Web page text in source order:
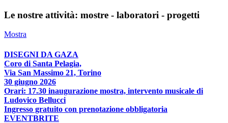
Le nostre attività: mostre - laboratori - progetti
Mostra
DISEGNI DA GAZA
Coro di Santa Pelagia,
Via San Massimo 21, Torino
30 giugno 2026
Orari: 17.30 inaugurazione mostra, intervento musicale di
Ludovico Bellucci
Ingresso gratuito con prenotazione obbligatoria
EVENTBRITE